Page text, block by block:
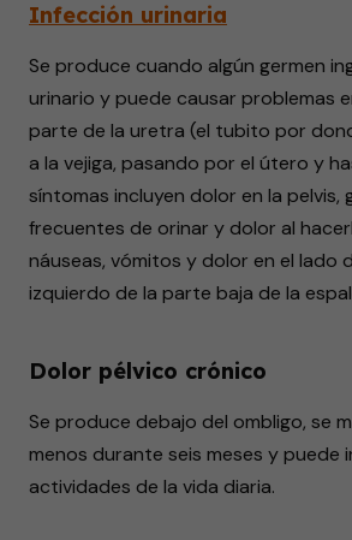
Infección urinaria
Se produce cuando algún germen
urinario y puede causar problemas
parte de la uretra (el tubito por
a la vejiga, pasando por el útero y
síntomas incluyen dolor en la pelvis,
frecuentes de orinar y dolor al
náuseas, vómitos y dolor en el lado
izquierdo de la parte baja de la
Dolor pélvico crónico
Se produce debajo del ombligo, se
menos durante seis meses y puede
actividades de la vida diaria.